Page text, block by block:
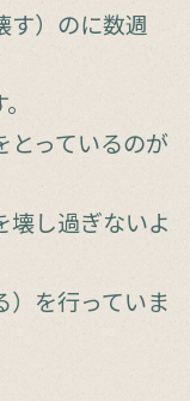
す）のに数週
とっているのが
壊し過ぎないよ
）を行っていま